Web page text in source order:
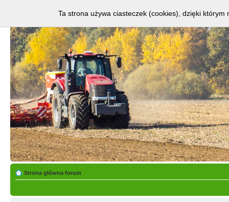
Strona główna forum
Ta strona używa ciasteczek (cookies), dzięki którym